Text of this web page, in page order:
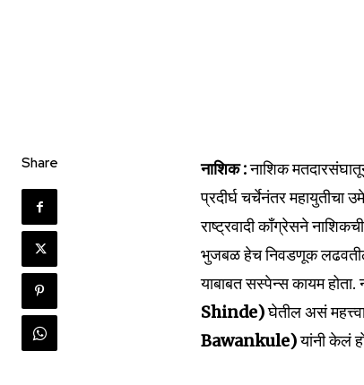
Join our
of the
Share नाशिक :नाशिक
प्रदीर्घ चर्चेनंतर महायुतीचा
राष्ट्रवादी काँग्रेसने
भुजबळ हेच निवडणूक लढवतील
याबाबत सस्पेन्स कायम होता.
Shinde)घेतील असं
Bawankule)यांनी केलं